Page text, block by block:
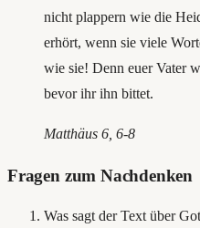
nicht plappern wie die
erhört, wenn sie viele
wie sie! Denn euer Vater
bevor ihr ihn bittet.
Matthäus 6, 6-8
Fragen zum Nachdenken
Was sagt der Text über